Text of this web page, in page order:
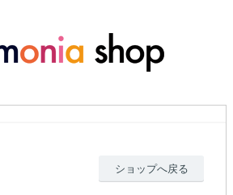
ショップへ戻る